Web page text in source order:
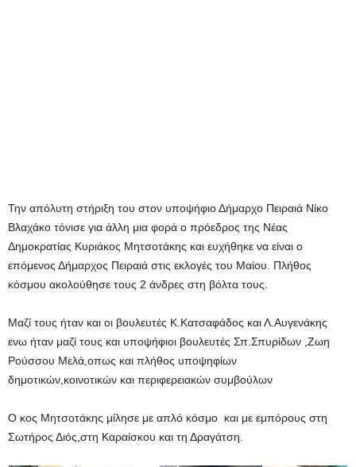
Την απόλυτη στήριξη του στον υποψήφιο Δήμαρχο Πειραιά Νίκο
Βλαχάκο τόνισε για άλλη μια φορά ο πρόεδρος της Νέας
Δημοκρατίας Κυριάκος Μητσοτάκης και ευχήθηκε να είναι ο
επόμενος Δήμαρχος Πειραιά στις εκλογές του Μαίου. Πλήθος
κόσμου ακολούθησε τους 2 άνδρες στη βόλτα τους.
Μαζί τους ήταν και οι βουλευτές Κ.Κατσαφάδος και Λ.Αυγενάκης
ενω ήταν μαζί τους και υποψήφιοι βουλευτές Σπ.Σπυρίδων ,Ζωη
Ρούσσου Μελά,οπως και πλήθος υποψηφίων
δημοτικών,κοινοτικών και περιφερειακών συμβούλων
Ο κος Μητσοτάκης μίλησε με απλό κόσμο και με εμπόρους στη
Σωτήρος Διός,στη Καραίσκου και τη Δραγάτση.